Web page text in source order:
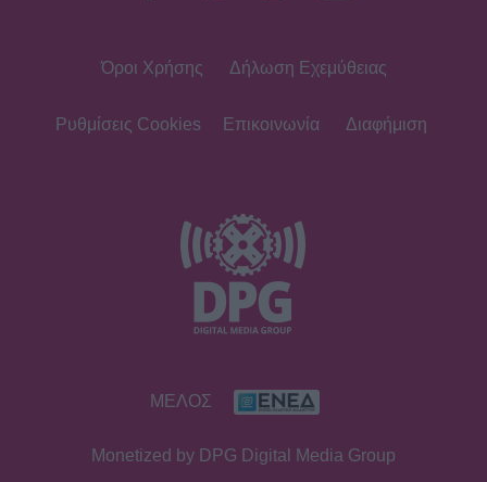
Όροι Χρήσης Δήλωση Εχεμύθειας
Ρυθμίσεις Cookies Επικοινωνία Διαφήμιση
ΜΕΛΟΣ
Monetized by DPG Digital Media Group